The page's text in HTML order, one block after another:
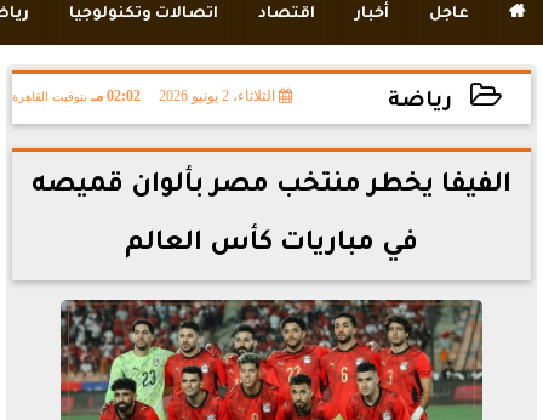
 عاجل أخبار اقتصاد اتصالات وتكنولوجيا
رياضة الثلاثاء، 2 يونيو 2026 02:02 مـ بتوقيت القاهرة
2026-06-02 14:02:41
الفيفا يخطر منتخب مصر بألوان قميصه
في مباريات كأس العالم